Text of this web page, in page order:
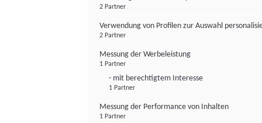
2 Partner
Verwendung von Profilen zur Auswahl
2 Partner
Messung der Werbeleistung
1 Partner
- mit berechtigtem Interesse
1 Partner
Messung der Performance von Inhalten
1 Partner